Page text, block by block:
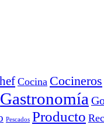
Cocina Cocineros
Gastronomía
Pescados Producto